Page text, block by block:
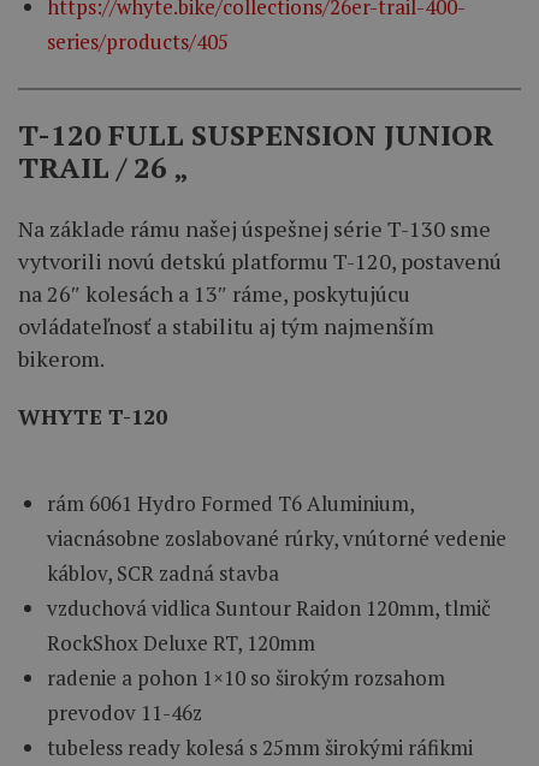
https://whyte.bike/collections/26er-trail-400-
series/products/405
T-120 FULL SUSPENSION JUNIOR
TRAIL / 26 „
Na základe rámu našej úspešnej série T-130 sme
vytvorili novú detskú platformu T-120, postavenú
na 26″ kolesách a 13″ ráme, poskytujúcu
ovládateľnosť a stabilitu aj tým najmenším
bikerom.
WHYTE T-120
rám 6061 Hydro Formed T6 Aluminium,
viacnásobne zoslabované rúrky, vnútorné vedenie
káblov, SCR zadná stavba
vzduchová vidlica Suntour Raidon 120mm, tlmič
RockShox Deluxe RT, 120mm
radenie a pohon 1×10 so širokým rozsahom
prevodov 11-46z
tubeless ready kolesá s 25mm širokými ráfikmi